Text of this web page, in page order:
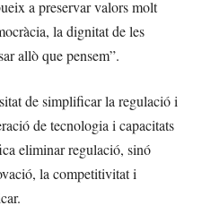
a preservar valors molt
la dignitat de les
allò que pensem”.
de simplificar la regulació i
de tecnologia i capacitats
eliminar regulació, sinó
la competitivitat i